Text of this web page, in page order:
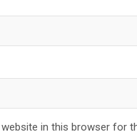
website in this browser for